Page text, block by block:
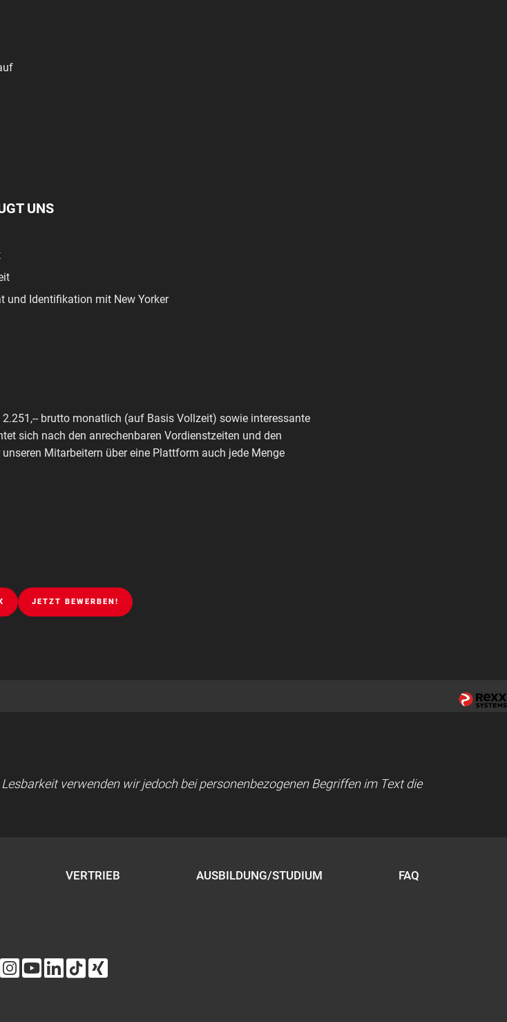
UNS
und Identifikation mit New Yorker
brutto monatlich (auf Basis Vollzeit) sowie interessante
sich nach den anrechenbaren Vordienstzeiten und den
Mitarbeitern über eine Plattform auch jede Menge
JETZT BEWERBEN!
verwenden wir jedoch bei personenbezogenen Begriffen im Text die
VERTRIEB AUSBILDUNG/STUDIUM FAQ